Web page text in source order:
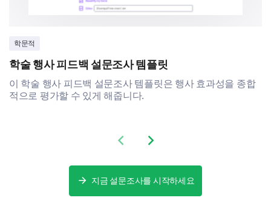
학문적
학술 행사 피드백 설문조사 템플릿
이 학술 행사 피드백 설문조사 템플릿은 행사 효과성을 종합
적으로 평가할 수 있게 해줍니다.
Previous slide
Next slide
지금 설문조사를 시작하세요